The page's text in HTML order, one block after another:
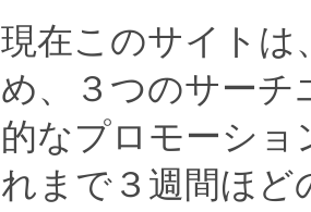
現在このサイトは
め、３つのサーチ
的なプロモーシ
れまで３週間ほど